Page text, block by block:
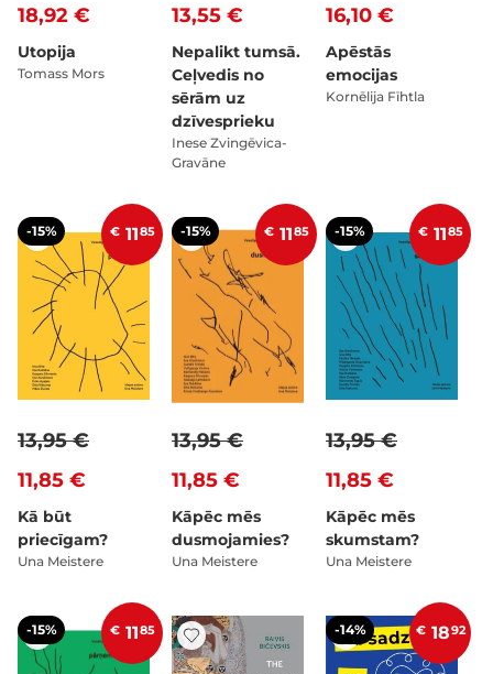
18,92 €
Utopija
Tomass Mors
13,55 €
Nepalikt tumsā.
Ceļvedis no
sērām uz
dzīvesprieku
Inese Zvingēvica-
Gravāne
16,10 €
Apēstās
emocijas
Kornēlija Fīhtla
-15% € 1185
11,85 €
13,95 €
Kā būt
priecīgam?
Una Meistere
-15% € 1185
11,85 €
13,95 €
Kāpēc mēs
dusmojamies?
Una Meistere
-15% € 1185
11,85 €
13,95 €
Kāpēc mēs
skumstam?
Una Meistere
-15% € 1185 -14% € 1892